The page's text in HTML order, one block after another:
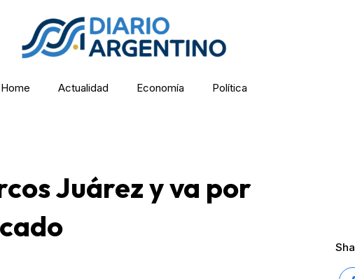
Home Actualidad Economía Política
Juárez y va por